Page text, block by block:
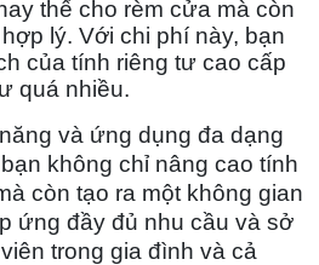
thế cho rèm cửa mà còn
lý. Với chi phí này, bạn
của tính riêng tư cao cấp
quá nhiều.
và ứng dụng đa dạng
không chỉ nâng cao tính
còn tạo ra một không gian
ứng đầy đủ nhu cầu và sở
trong gia đình và cả